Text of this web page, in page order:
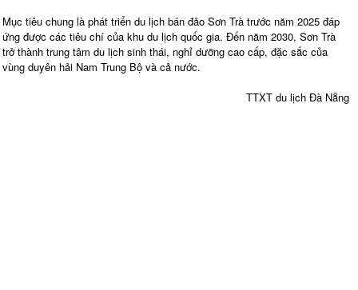
Mục tiêu chung là phát triển du lịch bán đảo Sơn Trà trước năm 2025 đáp
ứng được các tiêu chí của khu du lịch quốc gia. Đến năm 2030, Sơn Trà
trở thành trung tâm du lịch sinh thái, nghỉ dưỡng cao cấp, đặc sắc của
vùng duyên hải Nam Trung Bộ và cả nước.
TTXT du lịch Đà Nẵng